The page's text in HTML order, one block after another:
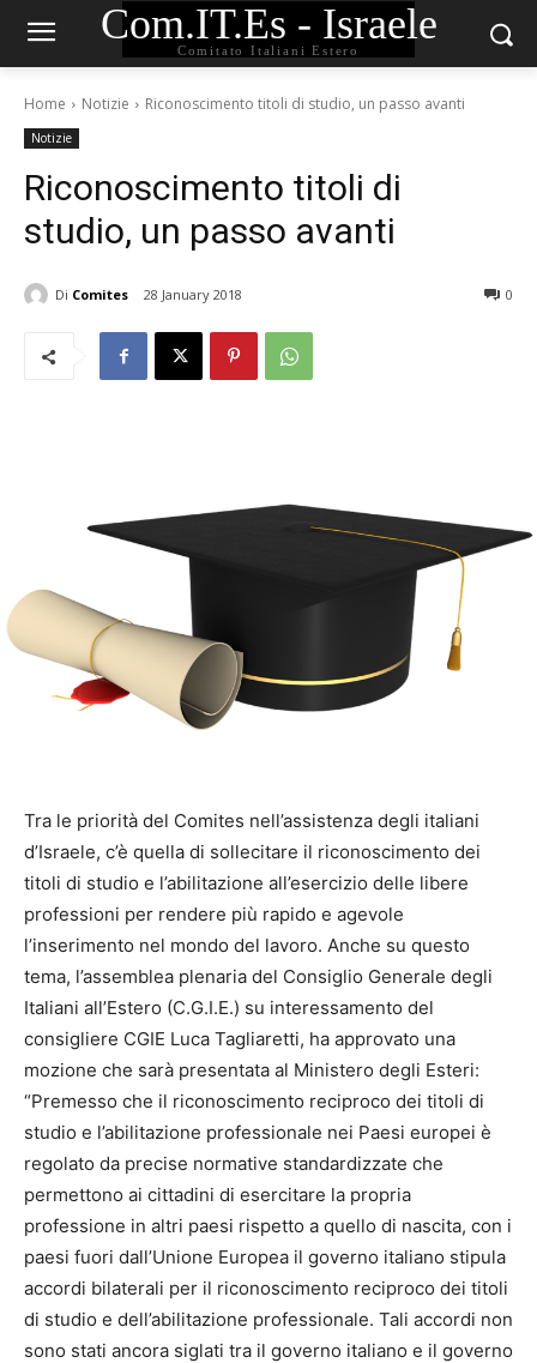
Com.IT.Es - Israele
Comitato Italiani Estero
Home Notizie Riconoscimento titoli di studio, un passo avanti
Notizie
Riconoscimento titoli di
studio, un passo avanti
Di Comites 28 January 2018 0
Tra le priorità del Comites nell’assistenza degli italiani
d’Israele, c’è quella di sollecitare il riconoscimento dei
titoli di studio e l’abilitazione all’esercizio delle libere
professioni per rendere più rapido e agevole
l’inserimento nel mondo del lavoro. Anche su questo
tema, l’assemblea plenaria del Consiglio Generale degli
Italiani all’Estero (C.G.I.E.) su interessamento del
consigliere CGIE Luca Tagliaretti, ha approvato una
mozione che sarà presentata al Ministero degli Esteri:
“Premesso che il riconoscimento reciproco dei titoli di
studio e l’abilitazione professionale nei Paesi europei è
regolato da precise normative standardizzate che
permettono ai cittadini di esercitare la propria
professione in altri paesi rispetto a quello di nascita, con i
paesi fuori dall’Unione Europea il governo italiano stipula
accordi bilaterali per il riconoscimento reciproco dei titoli
di studio e dell’abilitazione professionale. Tali accordi non
sono stati ancora siglati tra il governo italiano e il governo